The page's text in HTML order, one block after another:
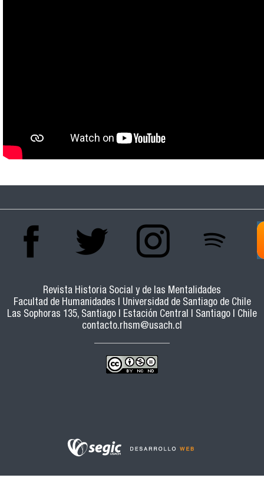
Revista Historia Social y de las Mentalidades
Facultad de Humanidades | Universidad de Santiago de Chile
Las Sophoras 135, Santiago | Estación Central | Santiago | Chile
contacto.rhsm@usach.cl